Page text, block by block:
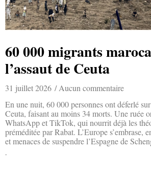
60 000 migrants
l’assaut de Ceuta
31 juillet 2026
Aucun commentaire
En une nuit, 60 000 personnes ont déferlé
Ceuta, faisant au moins 34 morts. Une ruée
WhatsApp et TikTok, qui nourrit déjà les
préméditée par Rabat. L’Europe s’embrase,
et menaces de suspendre l’Espagne de